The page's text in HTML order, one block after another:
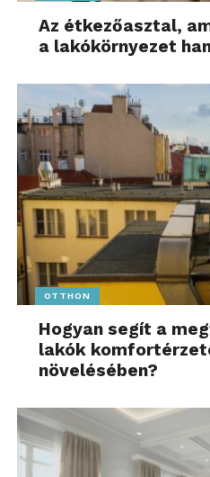
Az étkezőasztal,
a lakókörnyezet
OTTHON
Hogyan segít a
lakók
növelésében?